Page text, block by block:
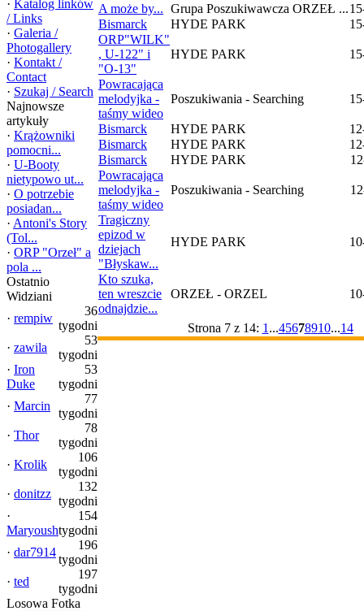
· Katalog linków
/ Links
· Galeria /
Photogallery
· Kontakt /
Contact
· Szukaj / Search
Najnowsze
artykuły
· Krążowniki
pomocni...
· U-Booty
nietypowo ut...
· O potrzebie
posiadan...
· Antoni's Story
(Tol...
· ORP "Orzeł" a
pola ...
Ostatnio
Widziani
· rempiw
36
tygodni
· zawila
53
tygodni
· Iron
Duke
53
tygodni
· Marcin
77
tygodni
· Thor
78
tygodni
· Krolik
106
tygodni
· donitzz
132
tygodni
·
Maryoush
154
tygodni
· dar7914
196
tygodni
· ted
197
tygodni
Losowa Fotka
A może by... Grupa Poszukiwawcza ORZEŁ ...
Bismarck
HYDE PARK
ORP"WILK"
, U-122" i
"O-13"
HYDE PARK
Powracająca
melodyjka -
taśmy wideo
Poszukiwania - Searching
Bismarck HYDE PARK
Bismarck
HYDE PARK
Bismarck
HYDE PARK
Powracająca
melodyjka -
taśmy wideo
Poszukiwania - Searching
Tragiczny
epizod w
dziejach
"Błyskaw...
HYDE PARK
Kto szuka,
ten wreszcie
odnajdzie...
ORZEŁ - ORZEL
Strona 7 z 14: 1 ...45678910...14